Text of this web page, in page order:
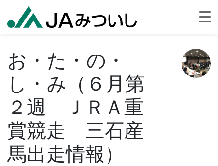
お・た・の・
し・み（６月第
２週 ＪＲＡ重
賞競走 三石産
馬出走情報）